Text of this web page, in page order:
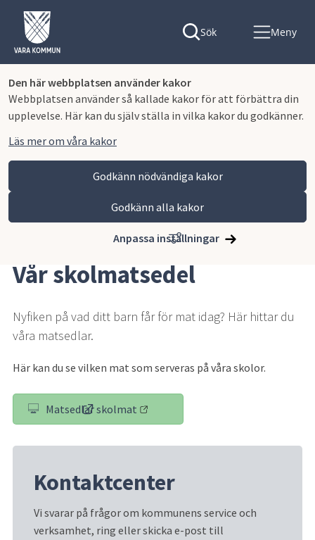
Den här webbplatsen använder kakor
Webbplatsen använder så kallade kakor för att förbättra din
upplevelse. Här kan du själv ställa in vilka kakor du godkänner.
Läs mer om våra kakor
Godkänn nödvändiga kakor
Godkänn alla kakor
Anpassa inställningar
Sök Meny
Vara kommun
Barn och utbildning
Mat i förskolan och skolan
Vår skolmatsedel
Vår skolmatsedel
Nyfiken på vad ditt barn får för mat idag? Här hittar du
våra matsedlar.
Här kan du se vilken mat som serveras på våra skolor.
Matsedlar skolmat
(länk till annan webbplats)
Kontaktcenter
Vi svarar på frågor om kommunens service och
verksamhet, ring eller skicka e-post till